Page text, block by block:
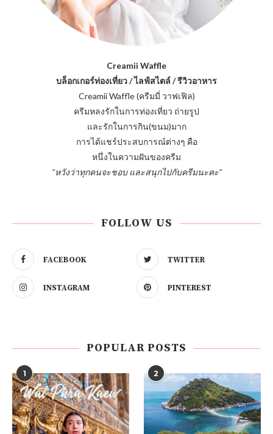
Creamii Waffle
บล็อกเกอร์ท่องเที่ยว / ไลฟ์สไตล์ / รีวิวอาหาร
Creamii Waffle (ครีมมี่ วาฟเฟิล)
ครีมหลงรักในการท่องเที่ยว ถ่ายรูป
และรักในการกิน(ขนม)มาก
การได้แชร์ประสบการณ์ต่างๆ คือ
หนึ่งในความฝันของครีม
"หวังว่าทุกคนจะชอบ และสนุกไปกับครีมนะคะ"
FOLLOW US
FACEBOOK TWITTER
INSTAGRAM PINTEREST
POPULAR POSTS
1 2